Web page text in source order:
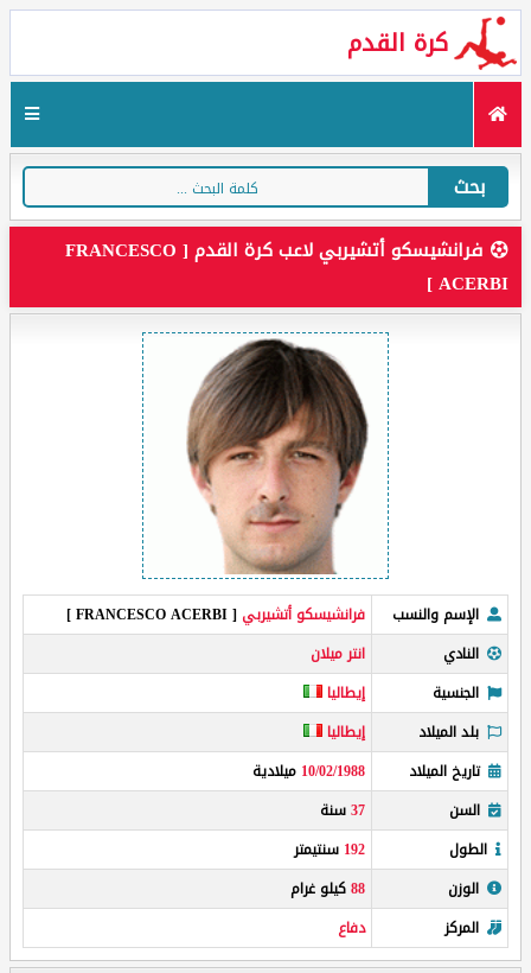
كرة القدم
بحث
فرانشيسكو أتشيربي لاعب كرة القدم [ FRANCESCO
ACERBI ]
الإسم والنسب فرانشيسكو أتشيربي [ FRANCESCO ACERBI ]
النادي
انتر ميلان
الجنسية
إيطاليا
بلد الميلاد
إيطاليا
تاريخ الميلاد
10/02/1988 ميلادية
السن
37سنة
الطول
192 سنتيمتر
الوزن
88كيلو غرام
المركز
دفاع